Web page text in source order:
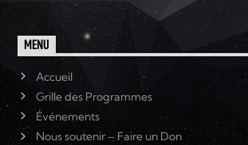
MENU
Accueil
Grille des Programmes
Événements
Nous soutenir – Faire un Don